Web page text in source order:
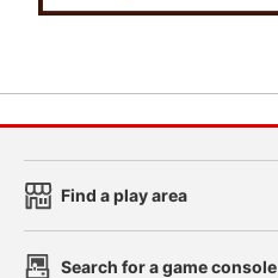
Find a play area
Search for a game console